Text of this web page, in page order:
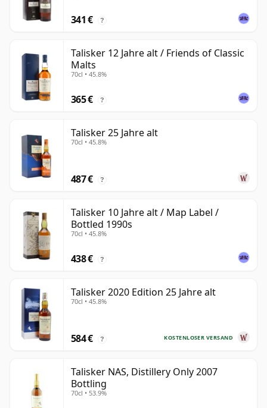
341 € ?
Talisker 12 Jahre alt / Friends of Classic
Malts
70cl • 45.8%
365 € ?
Talisker 25 Jahre alt
70cl • 45.8%
487 € ?
Talisker 10 Jahre alt / Map Label /
Bottled 1990s
70cl • 45.8%
438 € ?
Talisker 2020 Edition 25 Jahre alt
70cl • 45.8%
KOSTENLOSER VERSAND
584 € ?
Talisker NAS, Distillery Only 2007
Bottling
70cl • 53.9%